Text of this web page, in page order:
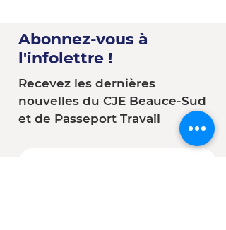
Abonnez-vous à
l'infolettre !
Recevez les dernières
nouvelles du CJE Beauce-Sud
et de Passeport Travail